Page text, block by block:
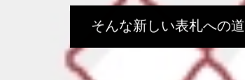
そんな新しい表札への道